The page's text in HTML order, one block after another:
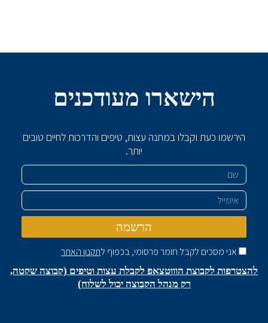
הישארו מעודכנים
הירשמו כעת וקבלו במתנה עצות, טיפים והדרכות לחיים טובים
יותר.
שם
אימייל
אני מסכים לקבל חומר פרסומי, בכפוף לתקנון האתר
הרשמה
להצטרפות לקבוצת הוווטצאפ לקבלת עצות וטיפים (קבוצה שקטה,
רק מנהל הקבוצה יכול לשלוח)